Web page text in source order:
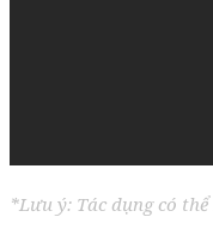
*Lưu ý: Tác dụng có